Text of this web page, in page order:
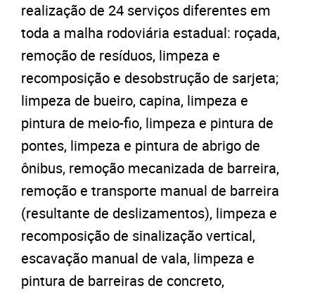
realização de 24 serviços diferentes em
toda a malha rodoviária estadual: roçada,
remoção de resíduos, limpeza e
recomposição e desobstrução de sarjeta;
limpeza de bueiro, capina, limpeza e
pintura de meio-fio, limpeza e pintura de
pontes, limpeza e pintura de abrigo de
ônibus, remoção mecanizada de barreira,
remoção e transporte manual de barreira
(resultante de deslizamentos), limpeza e
recomposição de sinalização vertical,
escavação manual de vala, limpeza e
pintura de barreiras de concreto,